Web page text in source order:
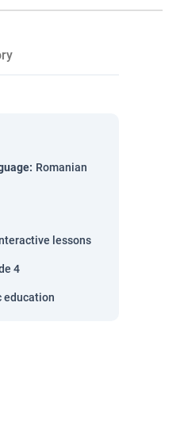
: Romanian
lessons
4
education